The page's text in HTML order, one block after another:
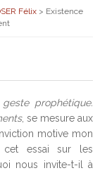
Félix > Existence
prophétique.
, se mesure aux
motive mon
cet essai sur les
nous invite-t-il à